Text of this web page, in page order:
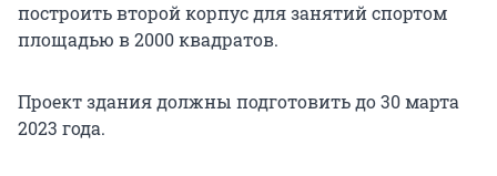
построить второй корпус для занятий спортом
площадью в 2000 квадратов.
Проект здания должны подготовить до 30 марта
2023 года.